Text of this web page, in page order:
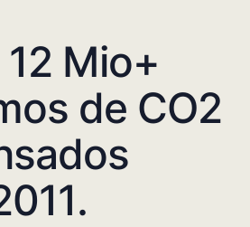
Mio+
de CO2